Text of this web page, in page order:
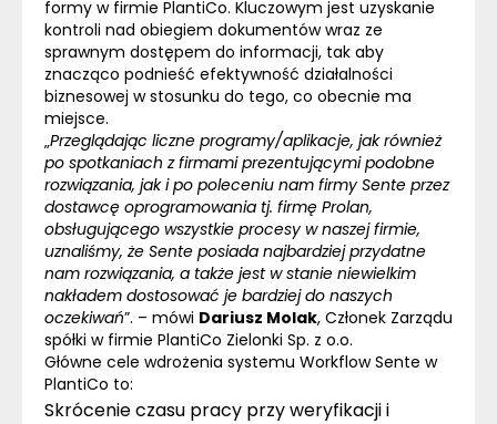
formy w firmie PlantiCo. Kluczowym jest uzyskanie
kontroli nad obiegiem dokumentów wraz ze
sprawnym dostępem do informacji, tak aby
znacząco podnieść efektywność działalności
biznesowej w stosunku do tego, co obecnie ma
miejsce.
„Przeglądając liczne programy/aplikacje, jak również
po spotkaniach z firmami prezentującymi podobne
rozwiązania, jak i po poleceniu nam firmy Sente przez
dostawcę oprogramowania tj. firmę Prolan,
obsługującego wszystkie procesy w naszej firmie,
uznaliśmy, że Sente posiada najbardziej przydatne
nam rozwiązania, a także jest w stanie niewielkim
nakładem dostosować je bardziej do naszych
oczekiwań”. – mówi Dariusz Molak, Członek Zarządu
spółki w firmie PlantiCo Zielonki Sp. z o.o.
Główne cele wdrożenia systemu WorkflowSente w
PlantiCo to:
Skrócenie czasu pracy przy weryfikacji i